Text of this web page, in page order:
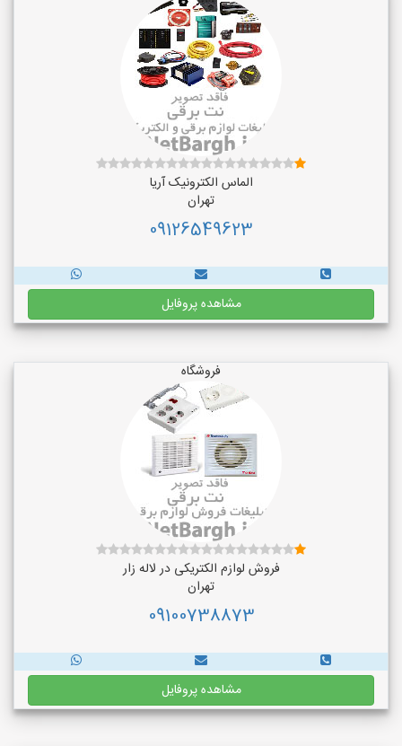
الماس الکترونیک آریا
تهران
09126549623
مشاهده پروفایل
فروشگاه
فروش لوازم الکتریکی در لاله زار
تهران
09100738873
مشاهده پروفایل